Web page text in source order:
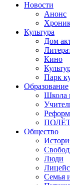
Новости
Анонс
Культура
Дом
Кино
Парк
Образование
Школа
ПОЛЁТ
Общество
Люди
Семья